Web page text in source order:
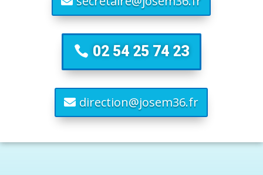
02 54 25 74 23
direction@josem36.fr